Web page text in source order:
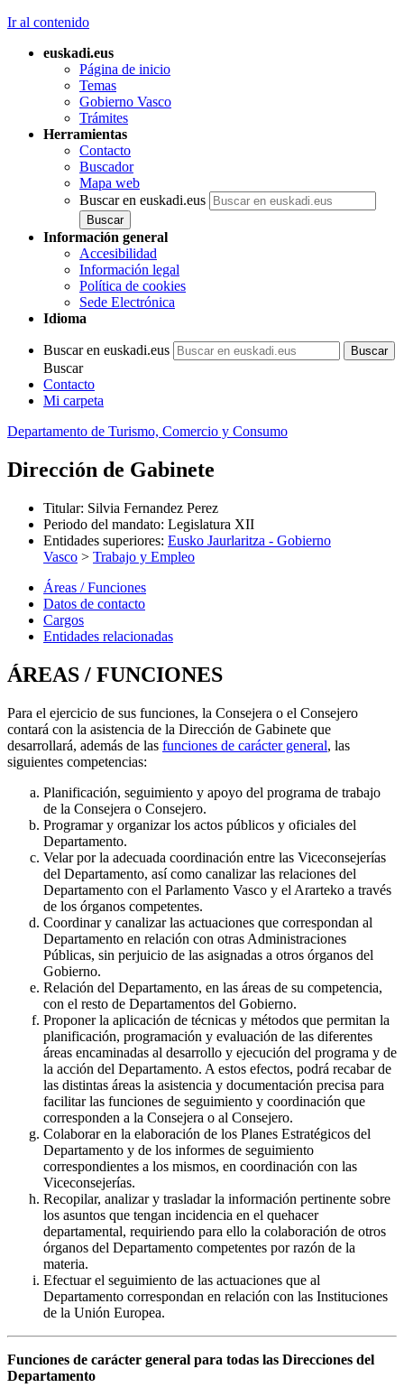
Ir al contenido
euskadi.eus
Página de inicio
Temas
Gobierno Vasco
Trámites
Herramientas
Contacto
Buscador
Mapa web
Buscar en euskadi.eus
Información general
Accesibilidad
Información legal
Política de cookies
Sede Electrónica
Idioma
Buscar en euskadi.eus
Buscar
Contacto
Mi carpeta
Departamento de Turismo, Comercio y Consumo
Dirección de Gabinete
Titular: Silvia Fernandez Perez
Periodo del mandato: Legislatura XII
Entidades superiores: Eusko Jaurlaritza - Gobierno
Vasco > Trabajo y Empleo
Áreas / Funciones
Datos de contacto
Cargos
Entidades relacionadas
ÁREAS / FUNCIONES
Para el ejercicio de sus funciones, la Consejera o el Consejero
contará con la asistencia de la Dirección de Gabinete que
desarrollará, además de las funciones de carácter general, las
siguientes competencias:
Planificación, seguimiento y apoyo del programa de trabajo
de la Consejera o Consejero.
Programar y organizar los actos públicos y oficiales del
Departamento.
Velar por la adecuada coordinación entre las Viceconsejerías
del Departamento, así como canalizar las relaciones del
Departamento con el Parlamento Vasco y el Ararteko a través
de los órganos competentes.
Coordinar y canalizar las actuaciones que correspondan al
Departamento en relación con otras Administraciones
Públicas, sin perjuicio de las asignadas a otros órganos del
Gobierno.
Relación del Departamento, en las áreas de su competencia,
con el resto de Departamentos del Gobierno.
Proponer la aplicación de técnicas y métodos que permitan la
planificación, programación y evaluación de las diferentes
áreas encaminadas al desarrollo y ejecución del programa y de
la acción del Departamento. A estos efectos, podrá recabar de
las distintas áreas la asistencia y documentación precisa para
facilitar las funciones de seguimiento y coordinación que
corresponden a la Consejera o al Consejero.
Colaborar en la elaboración de los Planes Estratégicos del
Departamento y de los informes de seguimiento
correspondientes a los mismos, en coordinación con las
Viceconsejerías.
Recopilar, analizar y trasladar la información pertinente sobre
los asuntos que tengan incidencia en el quehacer
departamental, requiriendo para ello la colaboración de otros
órganos del Departamento competentes por razón de la
materia.
Efectuar el seguimiento de las actuaciones que al
Departamento correspondan en relación con las Instituciones
de la Unión Europea.
Funciones de carácter general para todas las Direcciones del
Departamento